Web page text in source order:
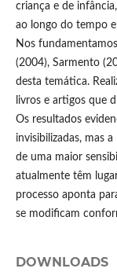
criança e de
ao longo do tempo
Nos
(2004), Sarmento
desta temática.
livros e artigos que
Os resultados
invisibilizadas, mas
de uma maior
atualmente têm
processo aponta
se modificam
DOWNLOADS